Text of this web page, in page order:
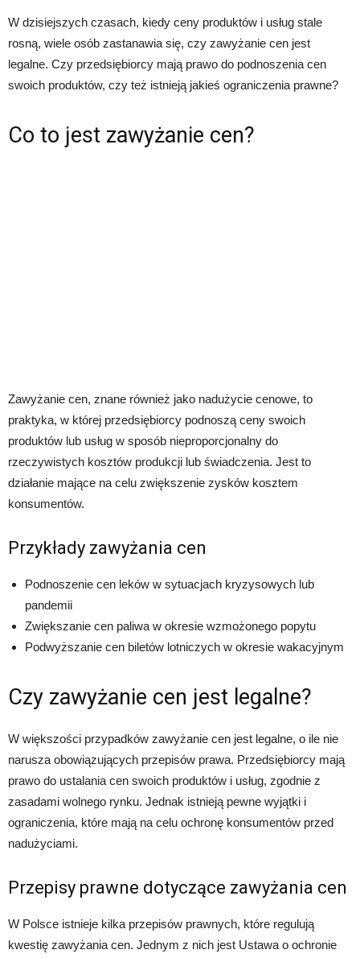
W dzisiejszych czasach, kiedy ceny produktów i usług stale
rosną, wiele osób zastanawia się, czy zawyżanie cen jest
legalne. Czy przedsiębiorcy mają prawo do podnoszenia cen
swoich produktów, czy też istnieją jakieś ograniczenia prawne?
Co to jest zawyżanie cen?
Zawyżanie cen, znane również jako nadużycie cenowe, to
praktyka, w której przedsiębiorcy podnoszą ceny swoich
produktów lub usług w sposób nieproporcjonalny do
rzeczywistych kosztów produkcji lub świadczenia. Jest to
działanie mające na celu zwiększenie zysków kosztem
konsumentów.
Przykłady zawyżania cen
Podnoszenie cen leków w sytuacjach kryzysowych lub
pandemii
Zwiększanie cen paliwa w okresie wzmożonego popytu
Podwyższanie cen biletów lotniczych w okresie wakacyjnym
Czy zawyżanie cen jest legalne?
W większości przypadków zawyżanie cen jest legalne, o ile nie
narusza obowiązujących przepisów prawa. Przedsiębiorcy mają
prawo do ustalania cen swoich produktów i usług, zgodnie z
zasadami wolnego rynku. Jednak istnieją pewne wyjątki i
ograniczenia, które mają na celu ochronę konsumentów przed
nadużyciami.
Przepisy prawne dotyczące zawyżania cen
W Polsce istnieje kilka przepisów prawnych, które regulują
kwestię zawyżania cen. Jednym z nich jest Ustawa o ochronie